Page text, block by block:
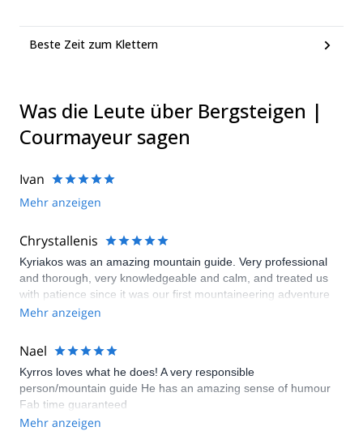
Beste Zeit zum Klettern
Was die Leute über Bergsteigen |
Courmayeur sagen
Ivan
Mehr anzeigen
Chrystallenis
Kyriakos was an amazing mountain guide. Very professional
and thorough, very knowledgeable and calm, and treated us
with patience since it was our first mountaineering adventure
and we faced different challenges. He went out of his way to
path, and he made sure that we reached our goal with safety.
Thank you Kyriakos, we had an amazing time! Till next time
Mehr anzeigen
Nael
Kyrros loves what he does! A very responsible
person/mountain guide He has an amazing sense of humour
Fab time guaranteed
Mehr anzeigen